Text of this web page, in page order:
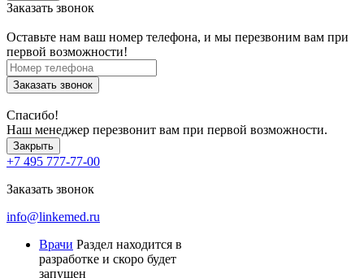
Заказать звонок
Оставьте нам ваш номер телефона, и мы перезвоним вам при
первой возможности!
Заказать звонок
Спасибо!
Наш менеджер перезвонит вам при первой возможности.
Закрыть
+7 495 777-77-00
Заказать звонок
info@linkemed.ru
Врачи Раздел находится в
разработке и скоро будет
запущен